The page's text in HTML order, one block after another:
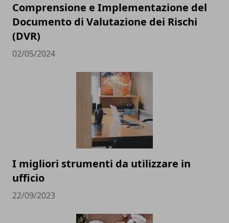
Comprensione e Implementazione del
Documento di Valutazione dei Rischi
(DVR)
02/05/2024
I migliori strumenti da utilizzare in
ufficio
22/09/2023